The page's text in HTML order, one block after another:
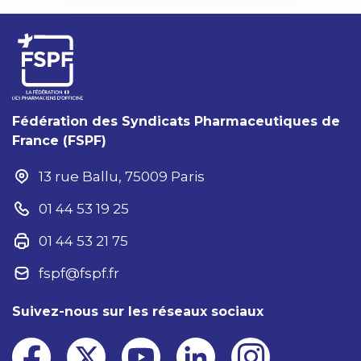
Fédération des Syndicats Pharmaceutiques de
France (FSPF)
13 rue Ballu, 75009 Paris
01 44 53 19 25
01 44 53 21 75
fspf@fspf.fr
Suivez-nous sur les réseaux sociaux